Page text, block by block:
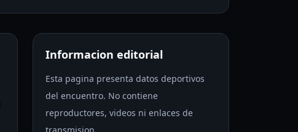
Informacion editorial
Esta pagina presenta datos deportivos
del encuentro. No contiene
reproductores, videos ni enlaces de